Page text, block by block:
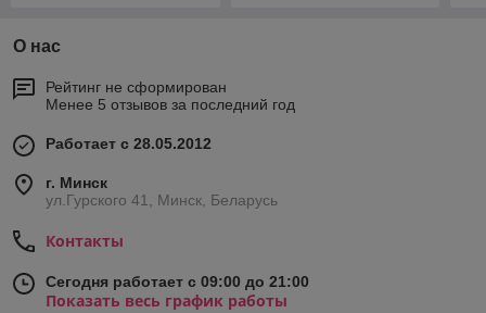
О нас
Рейтинг не сформирован
Менее 5 отзывов за последний год
Работает с 28.05.2012
г. Минск
ул.Гурского 41, Минск, Беларусь
Контакты
Сегодня работает с 09:00 до 21:00
Показать весь график работы